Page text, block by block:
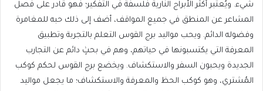
شيء. ويُعتبر أكثر الأبراج النارية فلسفةً في التفكير؛ فهو قادر على فصل
المشاعر عن المنطق في جميع المواقف، أضف إلى ذلك حبه للمغامرة
وفضوله الدائم. ويحب مواليد برج القوس التعلم بالتجربة وتطبيق
المعرفة التي يكتسبونها في حياتهم، وهم في بحثٍ دائم عن التجارب
الجديدة ويحبون السفر والاستكشاف. ويخضع برج القوس لحكم كوكب
المُشتري، وهو كوكب الحظ والمعرفة والاستكشاف؛ ما يجعل مواليد